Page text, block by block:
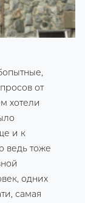
от
хотели
и к
ведь тоже
одних
самая